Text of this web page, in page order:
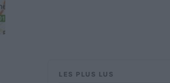
LES PLUS LUS